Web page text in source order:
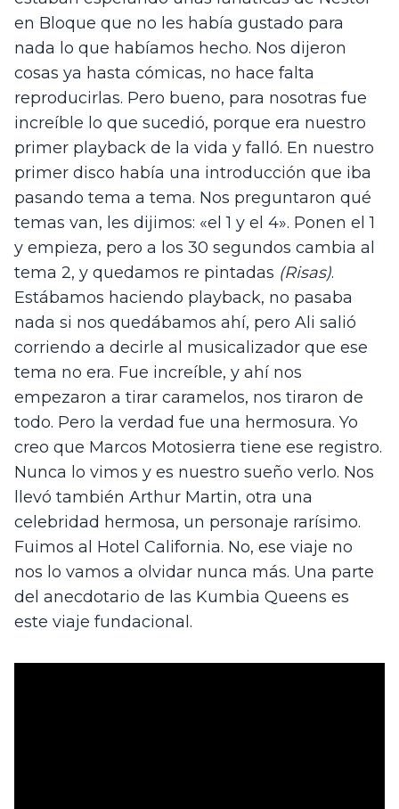
en Bloque que no les había gustado para
nada lo que habíamos hecho. Nos dijeron
cosas ya hasta cómicas, no hace falta
reproducirlas. Pero bueno, para nosotras fue
increíble lo que sucedió, porque era nuestro
primer playback de la vida y falló. En nuestro
primer disco había una introducción que iba
pasando tema a tema. Nos preguntaron qué
temas van, les dijimos: «el 1 y el 4». Ponen el 1
y empieza, pero a los 30 segundos cambia al
tema 2, y quedamos re pintadas (Risas).
Estábamos haciendo playback, no pasaba
nada si nos quedábamos ahí, pero Ali salió
corriendo a decirle al musicalizador que ese
tema no era. Fue increíble, y ahí nos
empezaron a tirar caramelos, nos tiraron de
todo. Pero la verdad fue una hermosura. Yo
creo que Marcos Motosierra tiene ese registro.
Nunca lo vimos y es nuestro sueño verlo. Nos
llevó también Arthur Martin, otra una
celebridad hermosa, un personaje rarísimo.
Fuimos al Hotel California. No, ese viaje no
nos lo vamos a olvidar nunca más. Una parte
del anecdotario de las Kumbia Queens es
este viaje fundacional.